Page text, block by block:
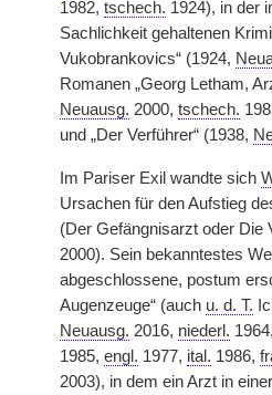
1982, tschech. 1924), in der
Sachlichkeit gehaltenen
Vukobrankovics“ (1924,
Romanen „Georg Letham,
Neuausg. 2000, tschech.
und „Der Verführer“ (1938,
Im Pariser Exil wandte sich
Ursachen für den Aufstieg
(Der Gefängnisarzt oder Die
2000). Sein bekanntestes
abgeschlossene, postum
Augenzeuge“ (auch u. d. T.
Neuausg. 2016, niederl.
1985, engl. 1977, ital. 1986,
2003), in dem ein Arzt in